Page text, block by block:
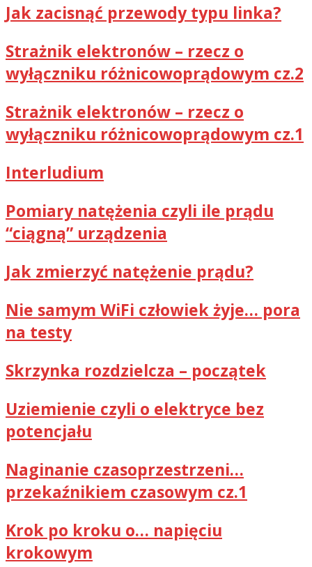
Jak zacisnąć przewody typu linka?
Strażnik elektronów – rzecz o
wyłączniku różnicowoprądowym cz.2
Strażnik elektronów – rzecz o
wyłączniku różnicowoprądowym cz.1
Interludium
Pomiary natężenia czyli ile prądu
“ciągną” urządzenia
Jak zmierzyć natężenie prądu?
Nie samym WiFi człowiek żyje… pora
na testy
Skrzynka rozdzielcza – początek
Uziemienie czyli o elektryce bez
potencjału
Naginanie czasoprzestrzeni…
przekaźnikiem czasowym cz.1
Krok po kroku o… napięciu
krokowym